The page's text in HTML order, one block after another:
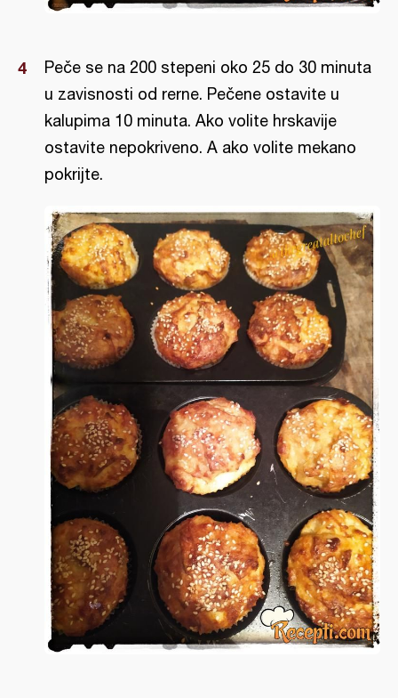
Peče se na 200 stepeni oko 25 do 30 minuta
u zavisnosti od rerne. Pečene ostavite u
kalupima 10 minuta. Ako volite hrskavije
ostavite nepokriveno. A ako volite mekano
pokrijte.